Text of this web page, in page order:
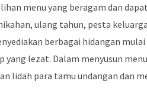
menu yang beragam dan
ulang tahun, pesta
berbagai hidangan
yang lezat. Dalam menyusun
lidah para tamu undangan dan